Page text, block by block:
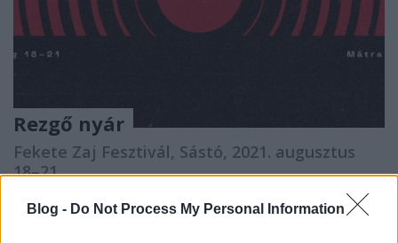
Blog - Do Not Process My Personal Information
Rezgő nyár
Fekete Zaj Fesztivál, Sástó, 2021. augusztus
18–21.